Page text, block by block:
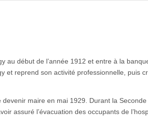
au début de l’année 1912 et entre à la
et reprend son activité professionnelle, puis
maire en mai 1929. Durant la Seconde
assuré l’évacuation des occupants de